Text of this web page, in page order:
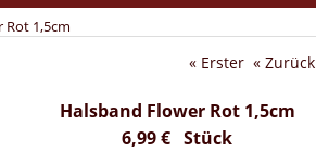
Rot 1,5cm
« Erster « Zurück
Halsband Flower Rot 1,5cm
6,99 € Stück